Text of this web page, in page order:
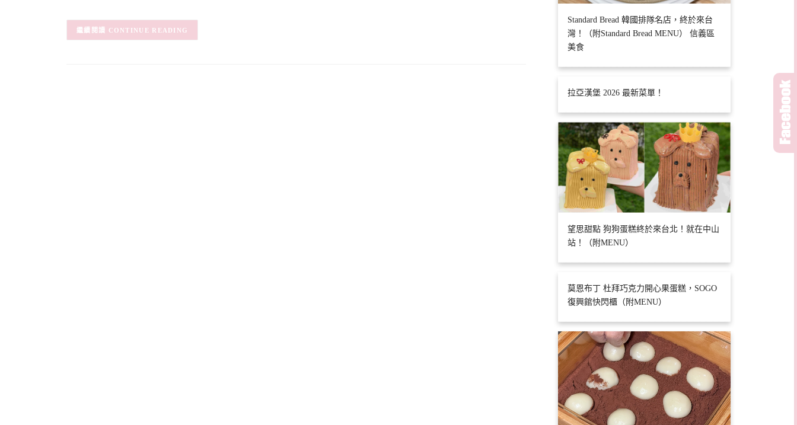
CONTINUE READING
Standard Bread 韓國排隊名店，終於來台
灣！（附Standard Bread MENU） 信義區
美食
拉亞漢堡 2026 最新菜單！
望思甜點 狗狗蛋糕終於來台北！就在中山
站！（附MENU）
莫恩布丁 杜拜巧克力開心果蛋糕，SOGO
復興館快閃櫃（附MENU）